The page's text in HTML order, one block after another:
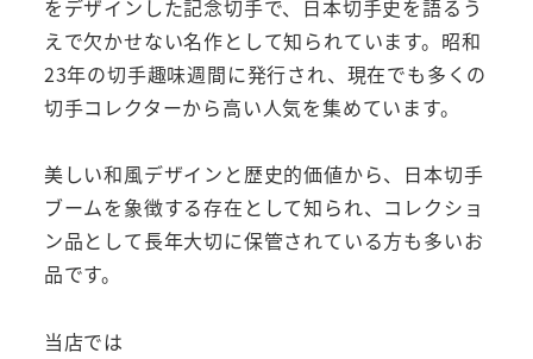
をデザインした記念切手で、日本切手史を語るう
えで欠かせない名作として知られています。昭和
23年の切手趣味週間に発行され、現在でも多くの
切手コレクターから高い人気を集めています。
美しい和風デザインと歴史的価値から、日本切手
ブームを象徴する存在として知られ、コレクショ
ン品として長年大切に保管されている方も多いお
品です。
当店では